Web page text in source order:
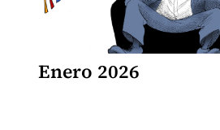
Enero 2026